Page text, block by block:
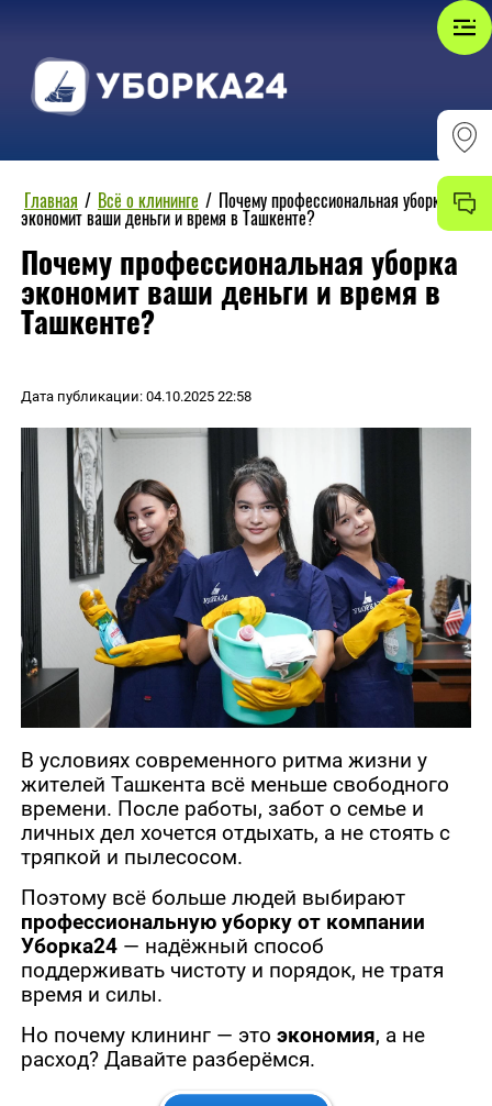
Главная / Всё о клининге /
Почему профессиональная уборка
экономит ваши деньги и время в Ташкенте?
Почему профессиональная уборка
экономит ваши деньги и время в
Ташкенте?
Дата публикации: 04.10.2025 22:58
В условиях современного ритма жизни у
жителей Ташкента всё меньше свободного
времени. После работы, забот о семье и
личных дел хочется отдыхать, а не стоять с
тряпкой и пылесосом.
Поэтому всё больше людей выбирают
профессиональную уборку от компании
Уборка24— надёжный способ
поддерживать чистоту и порядок, не тратя
время и силы.
Но почему клининг — это экономия, а не
расход? Давайте разберёмся.